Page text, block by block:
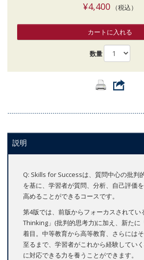
¥4,400（税込）
カートに入れる
数量
説明
Q: Skills for Successは、質問中心の批判
を基に、学習者が質問、分析、自己評価
高めることができるコースです。
第4版では、前版からフォーカスされてい
Thinking」(批判的思考力)に加え、新たに
着目。中等教育から高等教育、さらには
至るまで、学習者がこれから経験してい
に対応できる力を養うことができます。